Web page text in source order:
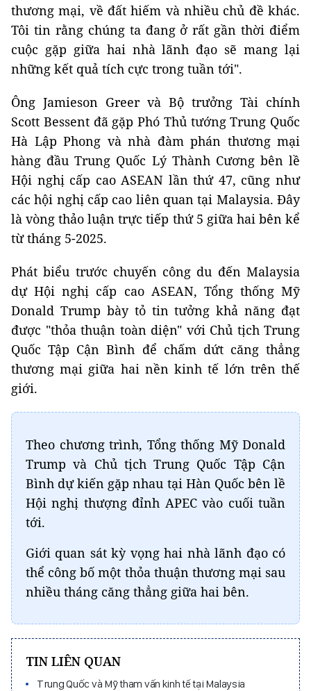
thương mại, về đất hiếm và nhiều chủ đề khác.
Tôi tin rằng chúng ta đang ở rất gần thời điểm
cuộc gặp giữa hai nhà lãnh đạo sẽ mang lại
những kết quả tích cực trong tuần tới".
Ông Jamieson Greer và Bộ trưởng Tài chính
Scott Bessent đã gặp Phó Thủ tướng Trung Quốc
Hà Lập Phong và nhà đàm phán thương mại
hàng đầu Trung Quốc Lý Thành Cương bên lề
Hội nghị cấp cao ASEAN lần thứ 47, cũng như
các hội nghị cấp cao liên quan tại Malaysia. Đây
là vòng thảo luận trực tiếp thứ 5 giữa hai bên kể
từ tháng 5-2025.
Phát biểu trước chuyến công du đến Malaysia
dự Hội nghị cấp cao ASEAN, Tổng thống Mỹ
Donald Trump bày tỏ tin tưởng khả năng đạt
được "thỏa thuận toàn diện" với Chủ tịch Trung
Quốc Tập Cận Bình để chấm dứt căng thẳng
thương mại giữa hai nền kinh tế lớn trên thế
giới.
Theo chương trình, Tổng thống Mỹ Donald
Trump và Chủ tịch Trung Quốc Tập Cận
Bình dự kiến gặp nhau tại Hàn Quốc bên lề
Hội nghị thượng đỉnh APEC vào cuối tuần
tới.
Giới quan sát kỳ vọng hai nhà lãnh đạo có
thể công bố một thỏa thuận thương mại sau
nhiều tháng căng thẳng giữa hai bên.
TIN LIÊN QUAN
Trung Quốc và Mỹ tham vấn kinh tế tại Malaysia